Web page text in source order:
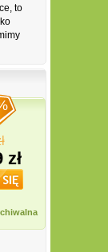
to
zł